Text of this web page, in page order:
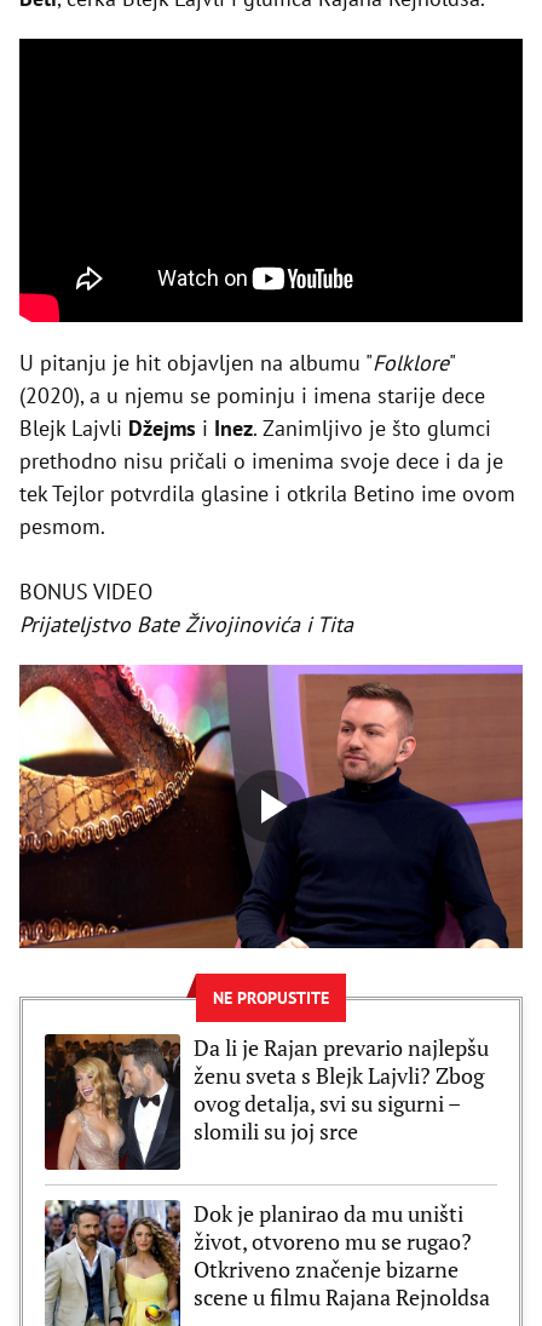
U pitanju je hit objavljen na albumu "Folklore"
(2020), a u njemu se pominju i imena starije dece
Blejk Lajvli Džejms i Inez. Zanimljivo je što glumci
prethodno nisu pričali o imenima svoje dece i da je
tek Tejlor potvrdila glasine i otkrila Betino ime ovom
pesmom.
BONUS VIDEO
Prijateljstvo Bate Živojinovića i Tita
NE PROPUSTITE
Da li je Rajan prevario najlepšu
ženu sveta s Blejk Lajvli? Zbog
ovog detalja, svi su sigurni –
slomili su joj srce
Dok je planirao da mu uništi
život, otvoreno mu se rugao?
Otkriveno značenje bizarne
scene u filmu Rajana Rejnoldsa